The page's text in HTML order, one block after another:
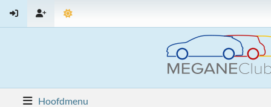
Hoofdmenu